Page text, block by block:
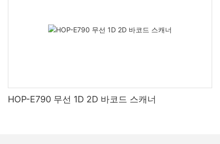
HOP-E790 무선 1D 2D 바코드 스캐너